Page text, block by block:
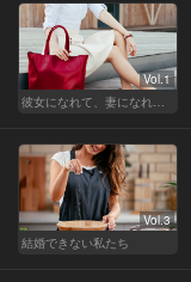
Vol.1
彼女になれて、妻になれない
Vol.3
結婚できない私たち